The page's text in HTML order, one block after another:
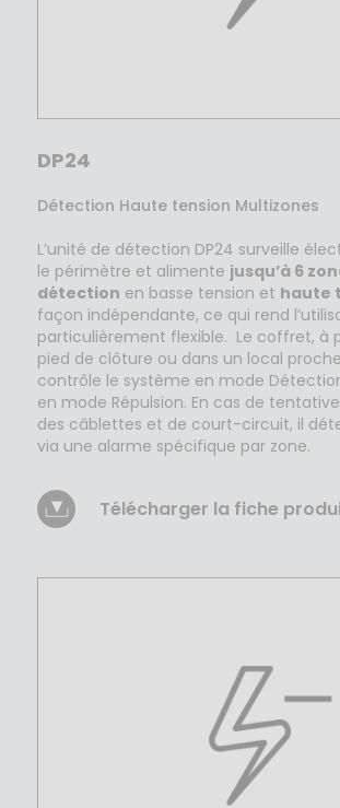
DP24
Détection Haute tension Multizones
L’unité de détection DP24 surveille
le périmètre et alimente jusqu’à 6
détection en basse tension et haute
façon indépendante, ce qui rend
particulièrement flexible. Le coffret, à
pied de clôture ou dans un local
contrôle le système en mode
en mode Répulsion. En cas de
des câblettes et de court-circuit, il
via une alarme spécifique par zone.
Télécharger la fiche